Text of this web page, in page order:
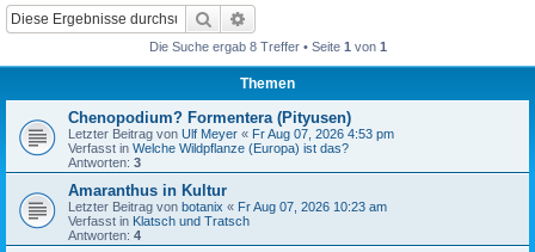
Suche
Die Suche ergab 8 Treffer • Seite 1 von 1
Themen
Chenopodium? Formentera (Pityusen)
Letzter Beitrag von Ulf Meyer « Fr Aug 07, 2026 4:53 pm
Verfasst in Welche Wildpflanze (Europa) ist das?
Antworten: 3
Amaranthus in Kultur
Letzter Beitrag von botanix « Fr Aug 07, 2026 10:23 am
Verfasst in Klatsch und Tratsch
Antworten: 4